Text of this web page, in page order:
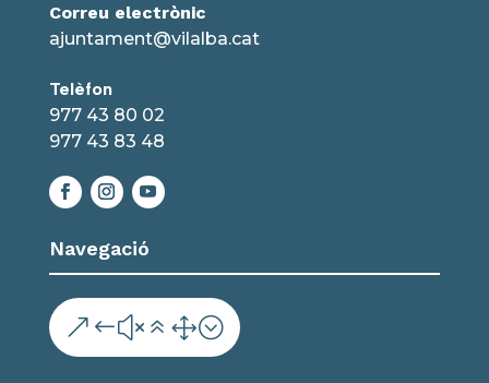
Correu electrònic
ajuntament@vilalba.cat
Telèfon
977 43 80 02
977 43 83 48
Navegació
&#x61;